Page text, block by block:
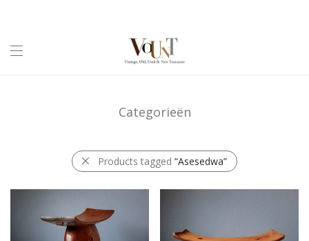
Categorieën
Products tagged “Asesedwa”